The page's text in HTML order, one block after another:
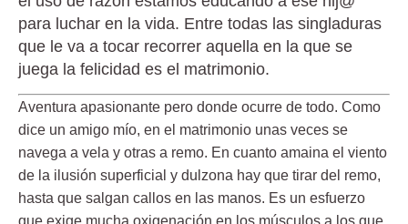
para luchar en la vida. Entre todas las singladuras
que le va a tocar recorrer aquella en la que se
juega la felicidad es el matrimonio.
Aventura apasionante pero donde ocurre de todo. Como
dice un amigo mío, en el matrimonio unas veces se
navega a vela y otras a remo. En cuanto amaina el viento
de la ilusión superficial y dulzona hay que tirar del remo,
hasta que salgan callos en las manos. Es un esfuerzo